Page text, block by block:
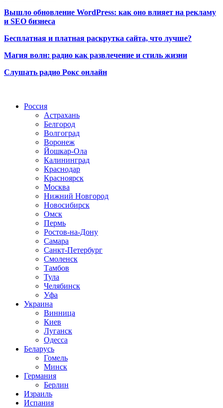
Вышло обновление WordPress: как оно влияет на рекламу
и SEO бизнеса
Бесплатная и платная раскрутка сайта, что лучше?
Магия волн: радио как развлечение и стиль жизни
Слушать радио Рокс онлайн
Россия
Астрахань
Белгород
Волгоград
Воронеж
Йошкар-Ола
Калининград
Краснодар
Красноярск
Москва
Нижний Новгород
Новосибирск
Омск
Пермь
Ростов-на-Дону
Самара
Санкт-Петербург
Смоленск
Тамбов
Тула
Челябинск
Уфа
Украина
Винница
Киев
Луганск
Одесса
Беларусь
Гомель
Минск
Германия
Берлин
Израиль
Испания